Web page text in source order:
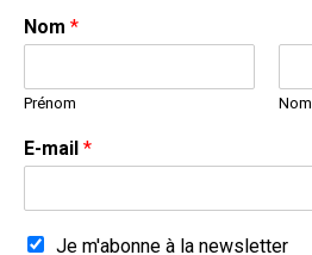
Nom *
Prénom Nom
E-mail *
Je m'abonne à la newsletter